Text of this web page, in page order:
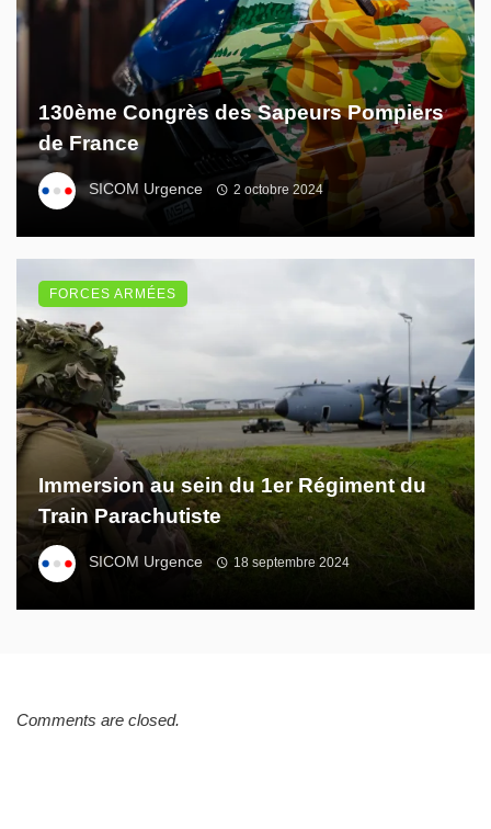
130ème Congrès des Sapeurs Pompiers
de France
SICOM Urgence 2 octobre 2024
Immersion au sein du 1er Régiment du
Train Parachutiste
SICOM Urgence 18 septembre 2024
FORCES ARMÉES
Comments are closed.